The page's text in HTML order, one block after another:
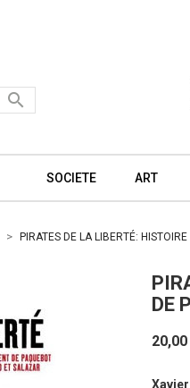

SOCIETE ART
PIRATES DE LA LIBERTÉ:
DE